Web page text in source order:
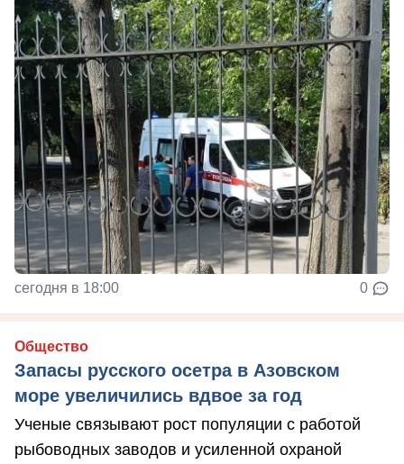
сегодня в 18:00 0
Общество
Запасы русского осетра в Азовском
море увеличились вдвое за год
Ученые связывают рост популяции с работой
рыбоводных заводов и усиленной охраной